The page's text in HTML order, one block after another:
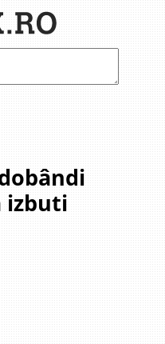
izbuti